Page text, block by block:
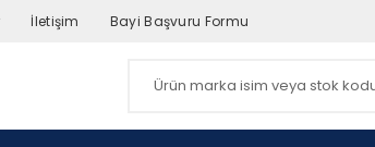
İletişim Bayi Başvuru Formu